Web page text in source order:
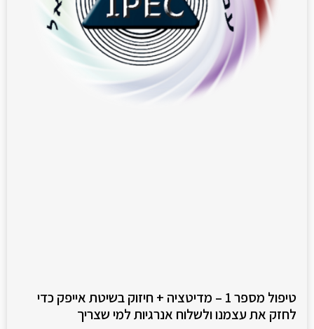
טיפול מספר 1 – מדיטציה + חיזוק בשיטת אייפק כדי
לחזק את עצמנו ולשלוח אנרגיות למי שצריך